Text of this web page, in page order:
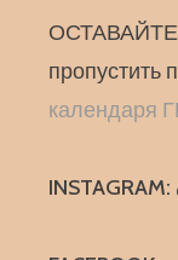
пропустить